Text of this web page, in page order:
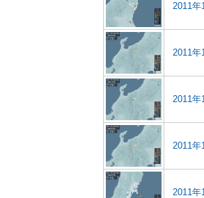
2011年
2011年
2011年
2011年
2011年